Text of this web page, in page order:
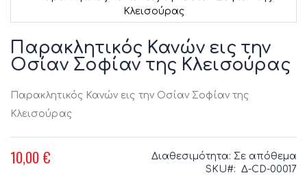
Κλεισούρας
στην
αρχή
της
εικόνων
Παρακλητικός Κανών εις την
Οσίαν Σοφίαν της Κλεισούρας
Παρακλητικός Κανών εις την Οσίαν Σοφίαν της
Κλεισούρας
10,00 € Διαθεσιμότητα: Σε απόθεμα
SKU
Δ-CD-00017